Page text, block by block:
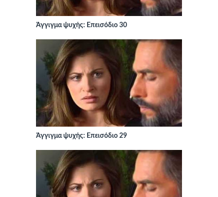
Άγγιγμα ψυχής: Επεισόδιο 30
Άγγιγμα ψυχής: Επεισόδιο 29